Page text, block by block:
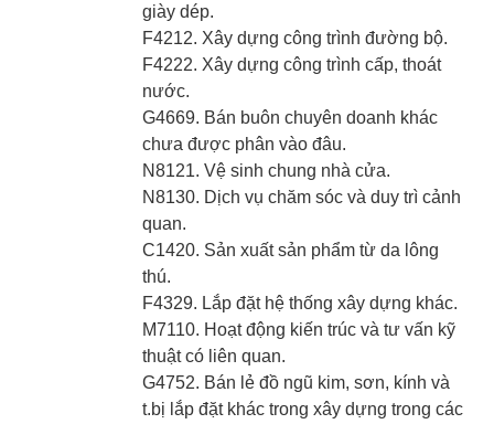
giày dép.
F4212. Xây dựng công trình đường bộ.
F4222. Xây dựng công trình cấp, thoát
nước.
G4669. Bán buôn chuyên doanh khác
chưa được phân vào đâu.
N8121. Vệ sinh chung nhà cửa.
N8130. Dịch vụ chăm sóc và duy trì cảnh
quan.
C1420. Sản xuất sản phẩm từ da lông
thú.
F4329. Lắp đặt hệ thống xây dựng khác.
M7110. Hoạt động kiến trúc và tư vấn kỹ
thuật có liên quan.
G4752. Bán lẻ đồ ngũ kim, sơn, kính và
t.bị lắp đặt khác trong xây dựng trong các